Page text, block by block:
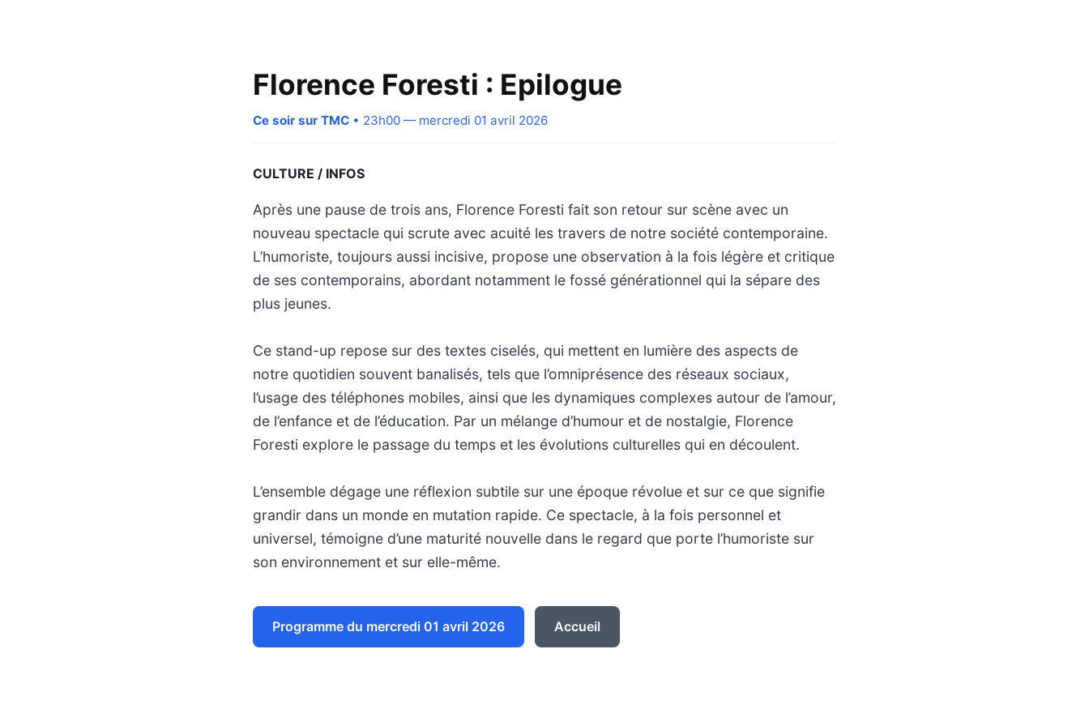
Florence Foresti : Epilogue
Ce soir sur TMC • 23h00 — mercredi 01 avril 2026
CULTURE / INFOS
Après une pause de trois ans, Florence Foresti fait son retour sur scène avec un
nouveau spectacle qui scrute avec acuité les travers de notre société contemporaine.
L’humoriste, toujours aussi incisive, propose une observation à la fois légère et critique
de ses contemporains, abordant notamment le fossé générationnel qui la sépare des
plus jeunes.
Ce stand-up repose sur des textes ciselés, qui mettent en lumière des aspects de
notre quotidien souvent banalisés, tels que l’omniprésence des réseaux sociaux,
l’usage des téléphones mobiles, ainsi que les dynamiques complexes autour de l’amour,
de l’enfance et de l’éducation. Par un mélange d’humour et de nostalgie, Florence
Foresti explore le passage du temps et les évolutions culturelles qui en découlent.
L’ensemble dégage une réflexion subtile sur une époque révolue et sur ce que signifie
grandir dans un monde en mutation rapide. Ce spectacle, à la fois personnel et
universel, témoigne d’une maturité nouvelle dans le regard que porte l’humoriste sur
son environnement et sur elle-même.
Programme du mercredi 01 avril 2026 Accueil